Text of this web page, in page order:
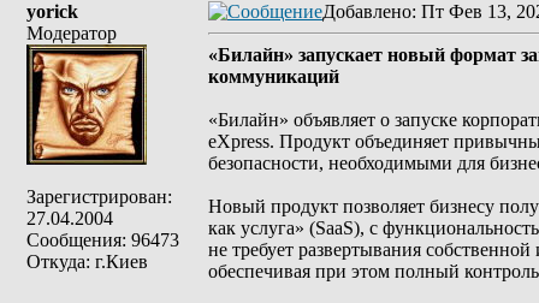
yorick
Модератор
Зарегистрирован:
27.04.2004
Сообщения: 96473
Откуда: г.Киев
Добавлено: Пт Фев 13,
«Билайн» запускает новый формат
коммуникаций
«Билайн» объявляет о запуске
eXpress. Продукт объединяет
безопасности, необходимыми для
Новый продукт позволяет бизнесу
как услуга» (SaaS), с
не требует развертывания
обеспечивая при этом полный